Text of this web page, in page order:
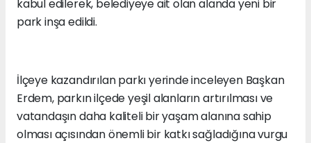
kabul edilerek, belediyeye ait olan alanda yeni bir
park inşa edildi.
İlçeye kazandırılan parkı yerinde inceleyen Başkan
Erdem, parkın ilçede yeşil alanların artırılması ve
vatandaşın daha kaliteli bir yaşam alanına sahip
olması açısından önemli bir katkı sağladığına vurgu